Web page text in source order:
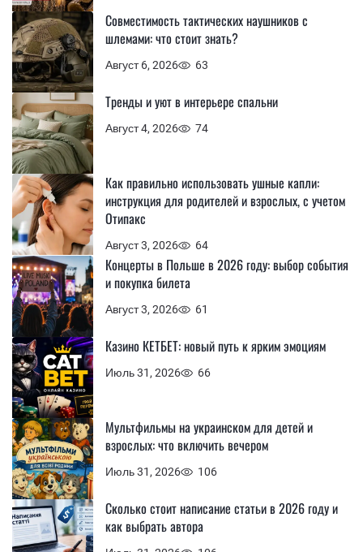
Август 6, 2026 63
Совместимость тактических наушников с
шлемами: что стоит знать?
Август 4, 2026 74
Тренды и уют в интерьере спальни
Август 3, 2026 64
Как правильно использовать ушные капли:
инструкция для родителей и взрослых, с учетом
Отипакс
Август 3, 2026 61
Концерты в Польше в 2026 году: выбор события
и покупка билета
Июль 31, 2026 66
Казино КЕТБЕТ: новый путь к ярким эмоциям
Июль 31, 2026 106
Мультфильмы на украинском для детей и
взрослых: что включить вечером
Сколько стоит написание статьи в 2026 году и
как выбрать автора